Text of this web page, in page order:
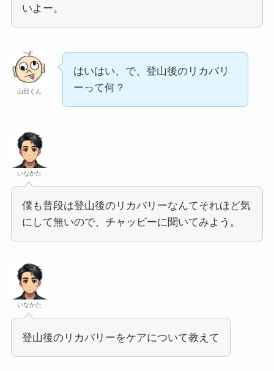
いよー。
山田くん
はいはい、で、登山後のリカバリ
ーって何？
いなかた
僕も普段は登山後のリカバリーなんてそれほど気
にして無いので、チャッピーに聞いてみよう。
いなかた
登山後のリカバリーをケアについて教えて